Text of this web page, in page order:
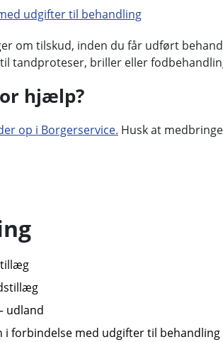
udgifter til behandling
om tilskud, inden du får udført
tandproteser, briller eller
hjælp?
op i Borgerservice. Husk at
udland
i forbindelse med udgifter til behandling